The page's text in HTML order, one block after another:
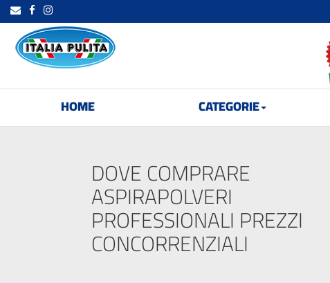
HOME CATEGORIE
DOVE COMPRARE
ASPIRAPOLVERI
PROFESSIONALI PREZZI
CONCORRENZIALI